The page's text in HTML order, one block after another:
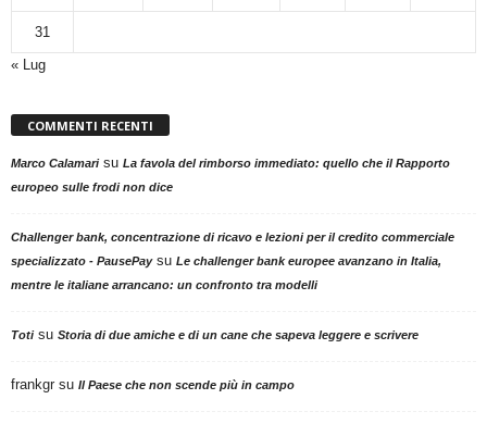
31
« Lug
COMMENTI RECENTI
Marco Calamarisu La favola del rimborso immediato: quello che il Rapporto
europeo sulle frodi non dice
Challenger bank, concentrazione di ricavo e lezioni per il credito commerciale
specializzato - PausePaysu Le challenger bank europee avanzano in Italia,
mentre le italiane arrancano: un confronto tra modelli
Totisu Storia di due amiche e di un cane che sapeva leggere e scrivere
frankgr su Il Paese che non scende più in campo